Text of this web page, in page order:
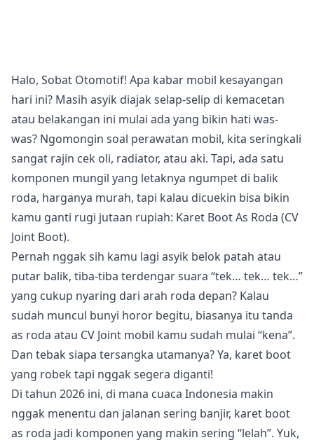
Halo, Sobat Otomotif! Apa kabar mobil kesayangan
hari ini? Masih asyik diajak selap-selip di kemacetan
atau belakangan ini mulai ada yang bikin hati was-
was? Ngomongin soal perawatan mobil, kita seringkali
sangat rajin cek oli, radiator, atau aki. Tapi, ada satu
komponen mungil yang letaknya ngumpet di balik
roda, harganya murah, tapi kalau dicuekin bisa bikin
kamu ganti rugi jutaan rupiah: Karet Boot As Roda (CV
Joint Boot).
Pernah nggak sih kamu lagi asyik belok patah atau
putar balik, tiba-tiba terdengar suara “tek… tek… tek…”
yang cukup nyaring dari arah roda depan? Kalau
sudah muncul bunyi horor begitu, biasanya itu tanda
as roda atau CV Joint mobil kamu sudah mulai “kena”.
Dan tebak siapa tersangka utamanya? Ya, karet boot
yang robek tapi nggak segera diganti!
Di tahun 2026 ini, di mana cuaca Indonesia makin
nggak menentu dan jalanan sering banjir, karet boot
as roda jadi komponen yang makin sering “lelah”. Yuk,